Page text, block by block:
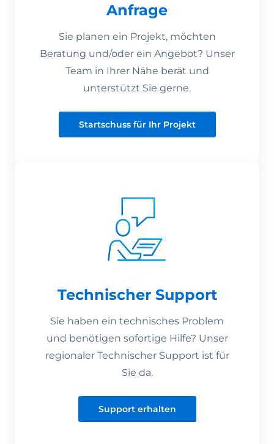
Anfrage
Sie planen ein Projekt, möchten
Beratung und/oder ein Angebot? Unser
Team in Ihrer Nähe berät und
unterstützt Sie gerne.
Startschuss für Ihr Projekt
Technischer Support
Sie haben ein technisches Problem
und benötigen sofortige Hilfe? Unser
regionaler Technischer Support ist für
Sie da.
Support erhalten